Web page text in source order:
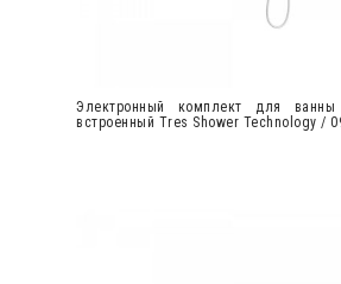
Электронный комплект для
встроенный Tres Shower Technology /